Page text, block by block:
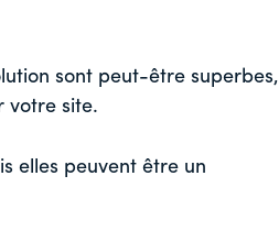
sont peut-être superbes,
votre site.
elles peuvent être un